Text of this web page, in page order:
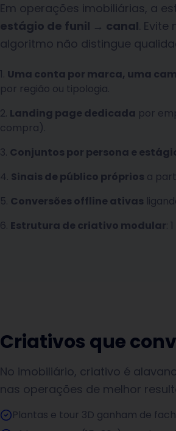
Em operações imobiliárias, a
estágio de funil → canal .
algoritmo não distingue
Uma conta por marca, uma
por região ou tipologia.
Landing page dedicada por
compra).
Conjuntos por persona e
Sinais de público próprios a
Conversões offline ativas
Estrutura de criativo modular:
Criativos que
No imobiliário, criativo é
nas operações de melhor
Plantas e tour 3D ganham de